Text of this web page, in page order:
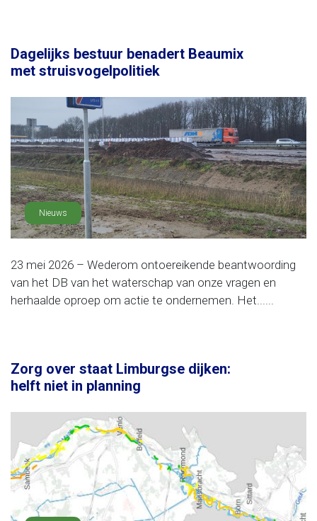
Dagelijks bestuur benadert Beaumix
met struisvogelpolitiek
Nieuws
23 mei 2026 – Wederom ontoereikende beantwoording
van het DB van het waterschap van onze vragen en
herhaalde oproep om actie te ondernemen. Het......
Zorg over staat Limburgse dijken:
helft niet in planning